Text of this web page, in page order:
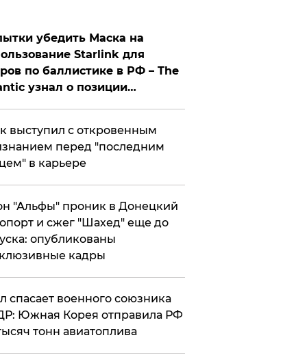
убедить Маска на
Starlink для
по баллистике в РФ – The
узнал о позиции
выступил с откровенным
перед "последним
в карьере
"Альфы" проник в Донецкий
и сжег "Шахед" еще до
опубликованы
кадры
спасает военного союзника
Южная Корея отправила РФ
тонн авиатоплива